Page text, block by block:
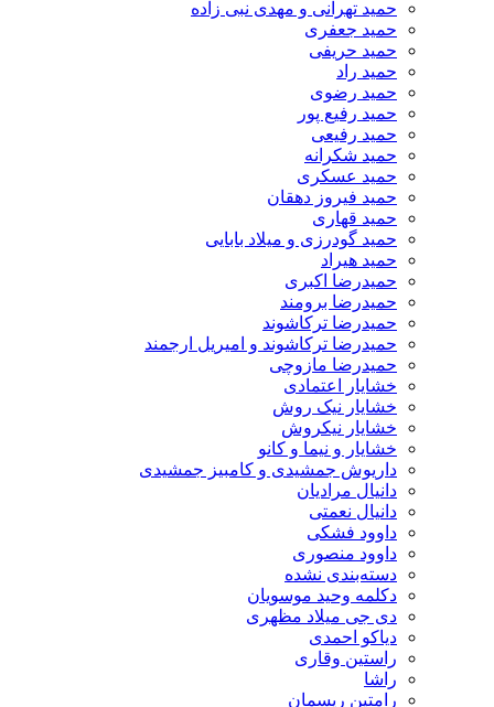
حمید تهرانی و مهدی نبی زاده
حمید جعفری
حمید حریفی
حمید راد
حمید رضوی
حمید رفیع پور
حمید رفیعی
حمید شکرانه
حمید عسکری
حمید فیروز دهقان
حمید قهاری
حمید گودرزی و میلاد بابایی
حمید هیراد
حمیدرضا اکبری
حمیدرضا برومند
حمیدرضا ترکاشوند
حمیدرضا ترکاشوند و امیریل ارجمند
حمیدرضا مازوچی
خشایار اعتمادی
خشایار نیک روش
خشایار نیکروش
خشایار و نیما و کانو
داریوش جمشیدی و کامبیز جمشیدی
دانیال مرادیان
دانیال نعمتی
داوود فشکی
داوود منصوری
دسته‌بندی نشده
دکلمه وحید موسویان
دی جی میلاد مظهری
دیاکو احمدی
راستین وقاری
راشا
رامتین ریسمان